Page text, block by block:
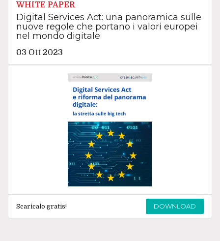
WHITE PAPER
Digital Services Act: una panoramica sulle
nuove regole che portano i valori europei
nel mondo digitale
03 Ott 2023
Scaricalo gratis! DOWNLOAD